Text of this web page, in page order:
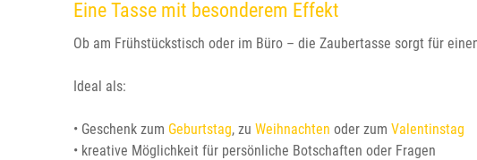
Eine Tasse mit besonderem Effekt
Ob am Frühstückstisch oder im Büro – die Zaubertasse sorgt für
Ideal als:
• Geschenk zum Geburtstag, zu Weihnachten oder zum Valentinstag
• kreative Möglichkeit für persönliche Botschaften oder Fragen